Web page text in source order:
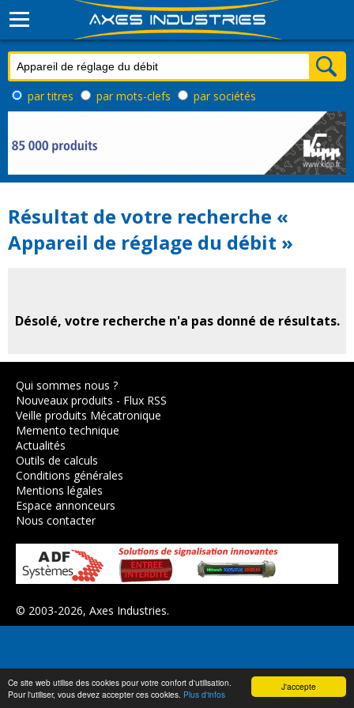
J'accepte
Ce site web utilise des cookies pour votre confort d'utilisation.
Pour l'utiliser, vous devez accepter ces cookies. Plus d'infos
par titres par mots-clefs par sociétés
Résultat de votre recherche «
Appareil de réglage du débit »
Désolé, votre recherche n'a pas donné de résultats.
Qui sommes nous ?
Nouveaux produits - Flux RSS
Veille produits Mécatronique
Memento technique
Actualités
Outils de calculs
Conditions générales
Mentions légales
Espace annonceurs
Nous contacter
© 2003-2026, Axes Industries.